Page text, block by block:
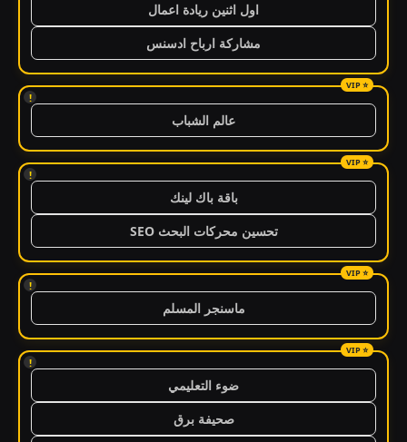
اول اثنين ريادة اعمال
مشاركة ارباح ادسنس
!
عالم الشباب
!
باقة باك لينك
تحسين محركات البحث SEO
!
ماسنجر المسلم
!
ضوء التعليمي
صحيفة برق